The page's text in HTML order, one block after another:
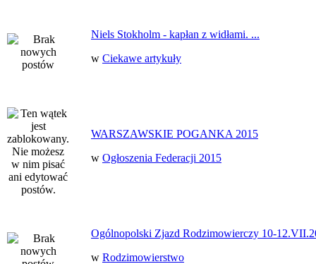
Niels Stokholm - kapłan z widłami. ...
w Ciekawe artykuły
WARSZAWSKIE POGANKA 2015
w Ogłoszenia Federacji 2015
Ogólnopolski Zjazd Rodzimowierczy 10-
w Rodzimowierstwo